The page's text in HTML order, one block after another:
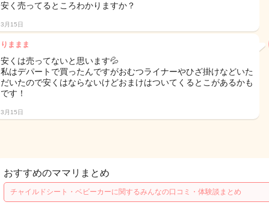
安く売ってるところわかりますか？
3月15日
りままま
安くは売ってないと思います💦
私はデパートで買ったんですがおむつライナーやひざ掛けなどいた
だいたので安くはならないけどおまけはついてくるとこがあるかも
です！
3月15日
おすすめのママリまとめ
チャイルドシート・ベビーカーに関するみんなの口コミ・体験談まとめ